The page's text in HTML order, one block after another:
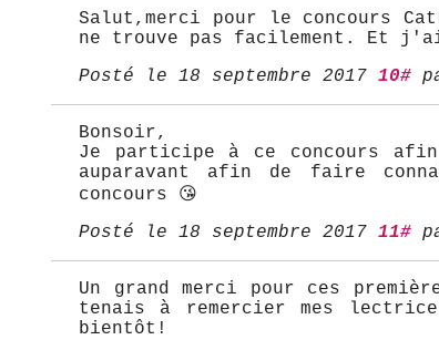
Salut,merci pour le concours
ne trouve pas facilement. Et
Posté le 18 septembre 2017 10#
Bonsoir,
Je participe à ce concours
auparavant afin de faire
concours 😘
Posté le 18 septembre 2017 11#
Un grand merci pour ces
tenais à remercier mes
bientôt!